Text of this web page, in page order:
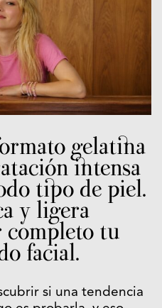
gelatina
intensa
tipo de piel.
y ligera
completo tu
facial.
si una tendencia